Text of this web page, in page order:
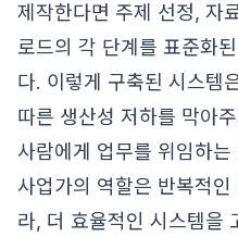
제작한다면 주제 선정, 자
로드의 각 단계를 표준화
다. 이렇게 구축된 시스템
따른 생산성 저하를 막아
사람에게 업무를 위임하
사업가의 역할은 반복적인
라, 더 효율적인 시스템을